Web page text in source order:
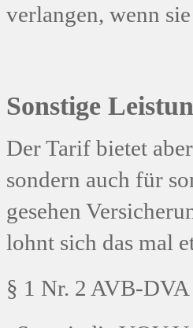
verlangen, wenn
Sonstige
Der Tarif bietet
sondern auch für
gesehen
lohnt sich das mal
§ 1 Nr. 2 AVB-